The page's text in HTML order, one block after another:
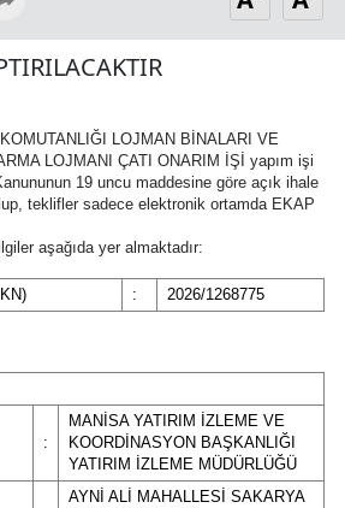
LOJMAN BİNALARI VE
LOJMANI ÇATI ONARIM İŞİ yapım işi
19 uncu maddesine göre açık ihale
teklifler sadece elektronik ortamda EKAP
aşağıda yer almaktadır:
: 2026/1268775
:
MANİSA YATIRIM İZLEME VE
KOORDİNASYON BAŞKANLIĞI
YATIRIM İZLEME MÜDÜRLÜĞÜ
AYNİ ALİ MAHALLESİ SAKARYA